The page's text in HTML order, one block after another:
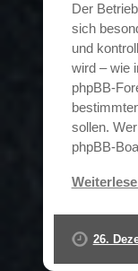
Der
sich
und
wird – wie
sollen.
26.